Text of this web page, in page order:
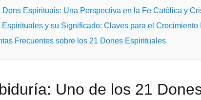
Dons Espirituais: Una Perspectiva en la Fe Católica y
Espirituales y su Significado: Claves para el Crecimiento
Frecuentes sobre los 21 Dones Espirituales
Uno de los 21